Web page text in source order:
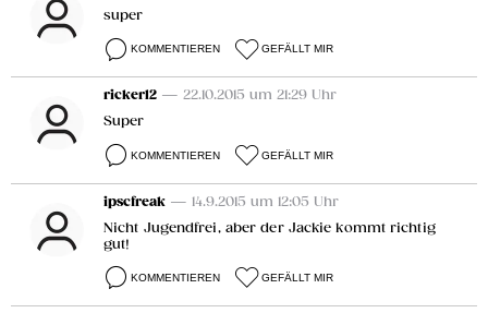
super
KOMMENTIEREN GEFÄLLT MIR
rickerl2 — 22.10.2015 um 21:29 Uhr
Super
KOMMENTIEREN GEFÄLLT MIR
ipscfreak — 14.9.2015 um 12:05 Uhr
Nicht Jugendfrei, aber der Jackie kommt richtig
gut!
KOMMENTIEREN GEFÄLLT MIR